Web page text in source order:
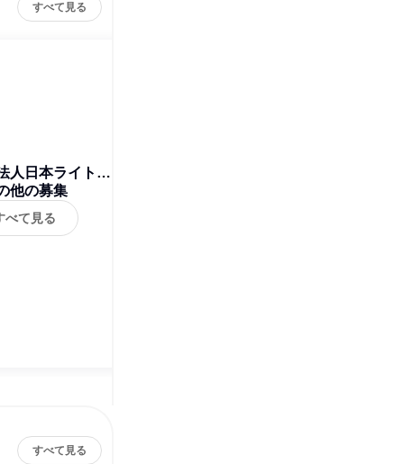
すべて見る
人日本ライトハ
ウス
他の募集
べて見る
すべて見る